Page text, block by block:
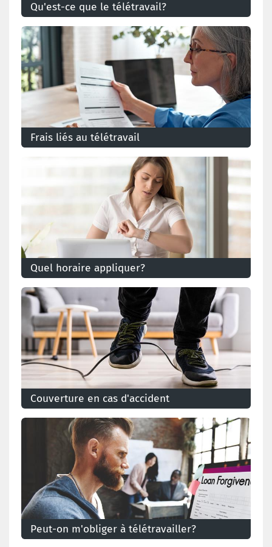
Qu'est-ce que le télétravail?
Le télétravail, c'est du travail exécuté en-dehors des
locaux de l'entreprise, ou dans un local de
l'entreprise autre que le local habituel.
Frais liés au télétravail
Mon employeur est-il obligé de me rembourser
certains frais liés au télétravail?
Quel horaire appliquer?
Quel horaire s'applique au télétravail?
Couverture en cas d'accident
Que se passe-t-il en cas d'accident de travail?
Peut-on m'obliger à télétravailler?
Le télétravail peut-il être obligatoire?